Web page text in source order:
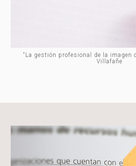
“La gestión profesional de la imagen
Villafañe